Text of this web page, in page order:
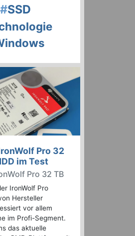
#SSD
Pro 32
im Test
Pro 32 TB
IronWolf Pro
Hersteller
vor allem
im Profi-Segment.
das aktuelle